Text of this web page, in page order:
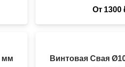
От 1300
мм
Винтовая Свая